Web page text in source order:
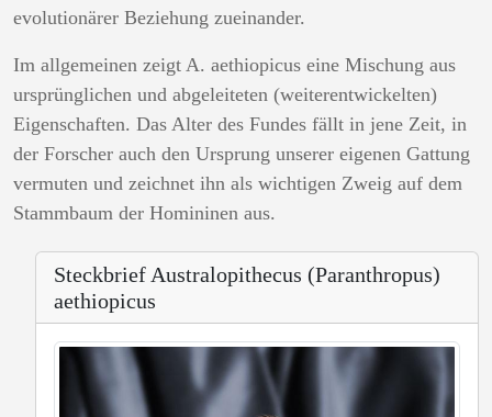
evolutionärer Beziehung zueinander.
Im allgemeinen zeigt A. aethiopicus eine Mischung aus
ursprünglichen und abgeleiteten (weiterentwickelten)
Eigenschaften. Das Alter des Fundes fällt in jene Zeit, in
der Forscher auch den Ursprung unserer eigenen Gattung
vermuten und zeichnet ihn als wichtigen Zweig auf dem
Stammbaum der Homininen aus.
Steckbrief Australopithecus (Paranthropus)
aethiopicus